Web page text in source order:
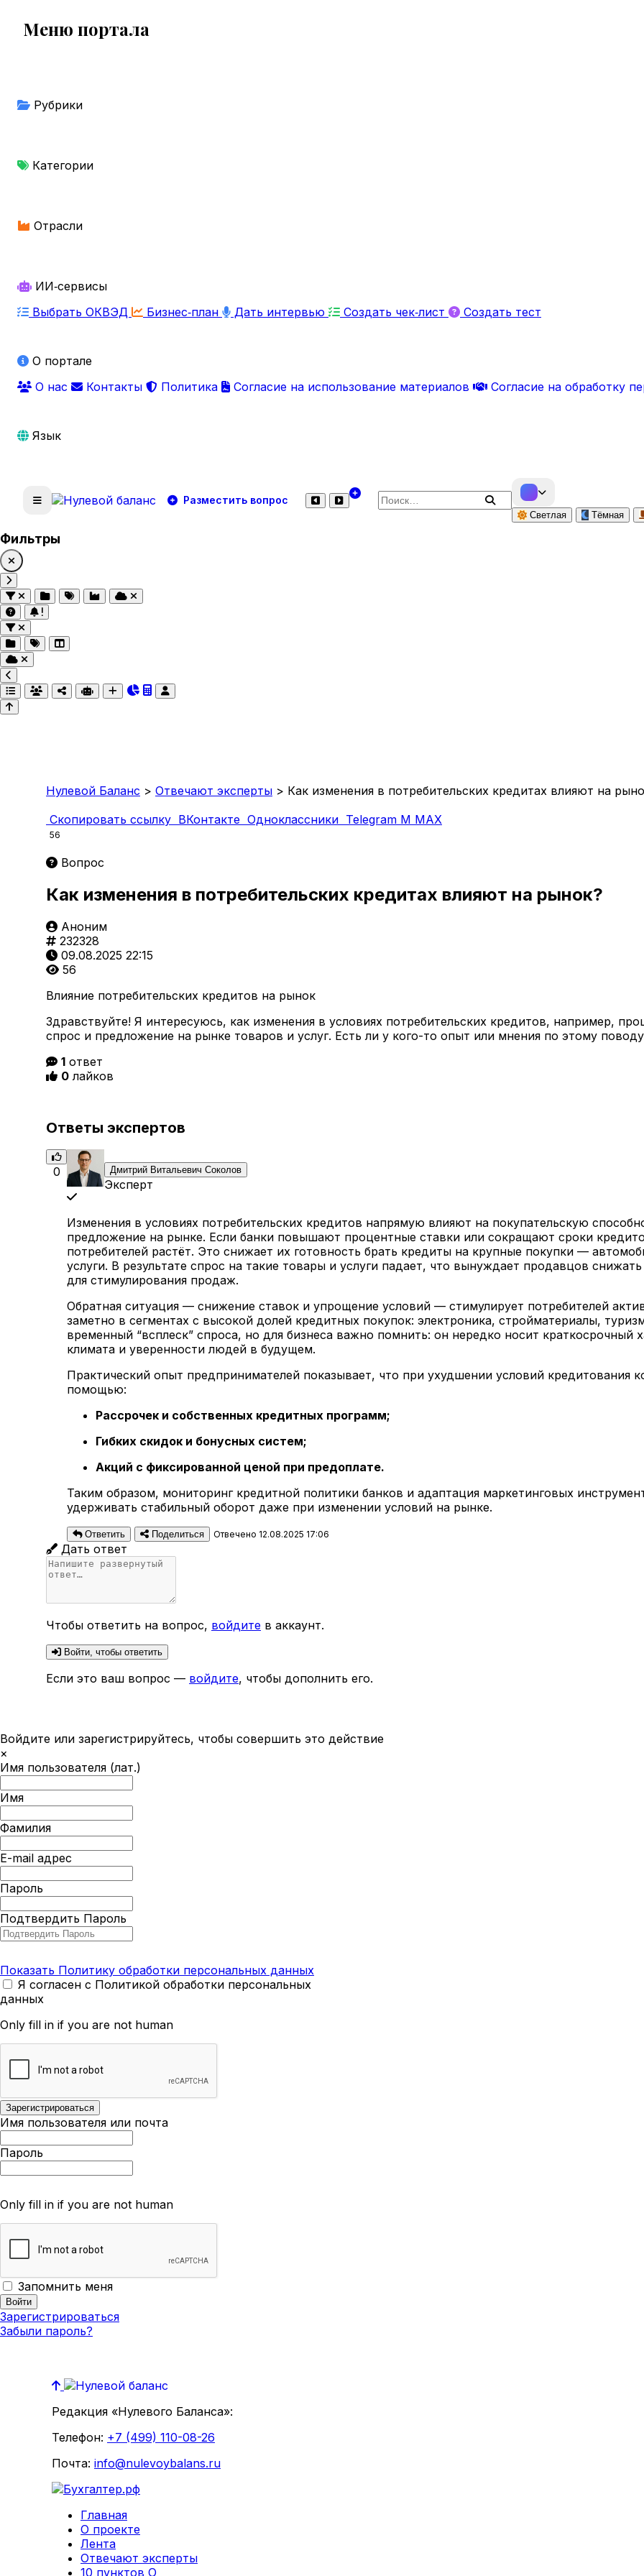
Меню портала
Рубрики
Категории
Отрасли
ИИ‑сервисы
Выбрать ОКВЭД
Бизнес‑план Дать интервью Создать чек‑лист Создать тест
О портале
О нас
Контакты Политика Согласие на использование материалов Согласие на обработку
Язык
Разместить вопрос Поиск по сайту
Светлая Тёмная
Фильтры
Нулевой Баланс > Отвечают эксперты > Как изменения в потребительских кредитах влияют на
Скопировать ссылку ВКонтакте Одноклассники Telegram M MAX
56
Вопрос
Как изменения в потребительских кредитах влияют на рынок?
Аноним
232328
09.08.2025 22:15
56
Влияние потребительских кредитов на рынок
Здравствуйте! Я интересуюсь, как изменения в условиях потребительских кредитов, например,
спрос и предложение на рынке товаров и услуг. Есть ли у кого-то опыт или мнения по этому
1 ответ
0 лайков
Ответы экспертов
0 Дмитрий Витальевич Соколов
Эксперт
Изменения в условиях потребительских кредитов напрямую влияют на покупательскую
предложение на рынке. Если банки повышают процентные ставки или сокращают сроки
потребителей растёт. Это снижает их готовность брать кредиты на крупные покупки —
услуги. В результате спрос на такие товары и услуги падает, что вынуждает продавцов
для стимулирования продаж.
Обратная ситуация — снижение ставок и упрощение условий — стимулирует потребителей
заметно в сегментах с высокой долей кредитных покупок: электроника, стройматериалы,
временный “всплеск” спроса, но для бизнеса важно помнить: он нередко носит краткосрочный
климата и уверенности людей в будущем.
Практический опыт предпринимателей показывает, что при ухудшении условий кредитования
помощью:
Рассрочек и собственных кредитных программ;
Гибких скидок и бонусных систем;
Акций с фиксированной ценой при предоплате.
Таким образом, мониторинг кредитной политики банков и адаптация маркетинговых
удерживать стабильный оборот даже при изменении условий на рынке.
Ответить Поделиться Отвечено 12.08.2025 17:06
Дать ответ
Чтобы ответить на вопрос, войдите в аккаунт.
Войти, чтобы ответить
Если это ваш вопрос — войдите, чтобы дополнить его.
Войдите или зарегистрируйтесь, чтобы совершить это действие
×
Имя пользователя (лат.)
Имя
Фамилия
E-mail адрес
Пароль
Подтвердить Пароль
Показать Политику обработки персональных данных
Я согласен с Политикой обработки персональных
данных
Only fill in if you are not human
Имя пользователя или почта
Пароль
Only fill in if you are not human
Запомнить меня
Зарегистрироваться
Забыли пароль?
Редакция «Нулевого Баланса»:
Телефон: +7 (499) 110-08-26
Почта: info@nulevoybalans.ru
Главная
О проекте
Лента
Отвечают эксперты
10 пунктов О